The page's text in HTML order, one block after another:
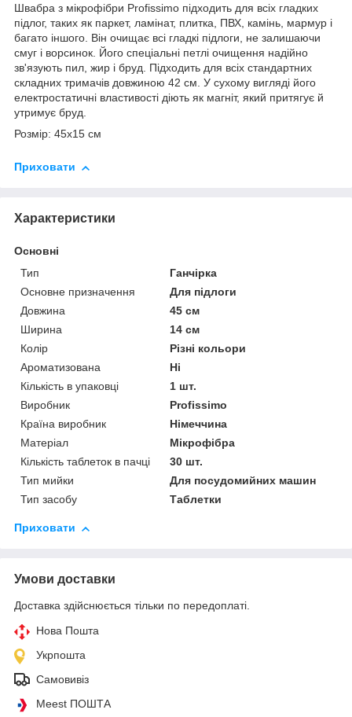
Швабра з мікрофібри Profissimo підходить для всіх гладких
підлог, таких як паркет, ламінат, плитка, ПВХ, камінь, мармур і
багато іншого. Він очищає всі гладкі підлоги, не залишаючи
смуг і ворсинок. Його спеціальні петлі очищення надійно
зв'язують пил, жир і бруд. Підходить для всіх стандартних
складних тримачів довжиною 42 см. У сухому вигляді його
електростатичні властивості діють як магніт, який притягує й
утримує бруд.
Розмір: 45х15 см
Приховати
Характеристики
Основні
Тип
Ганчірка
Основне призначення
Для підлоги
Довжина
45 см
Ширина
14 см
Колір
Різні кольори
Ароматизована
Ні
Кількість в упаковці
1 шт.
Виробник
Profissimo
Країна виробник
Німеччина
Матеріал
Мікрофібра
Кількість таблеток в пачці
30 шт.
Тип мийки
Для посудомийних машин
Тип засобу
Таблетки
Приховати
Умови доставки
Доставка здійснюється тільки по передоплаті.
Нова Пошта
Укрпошта
Самовивіз
Meest ПОШТА